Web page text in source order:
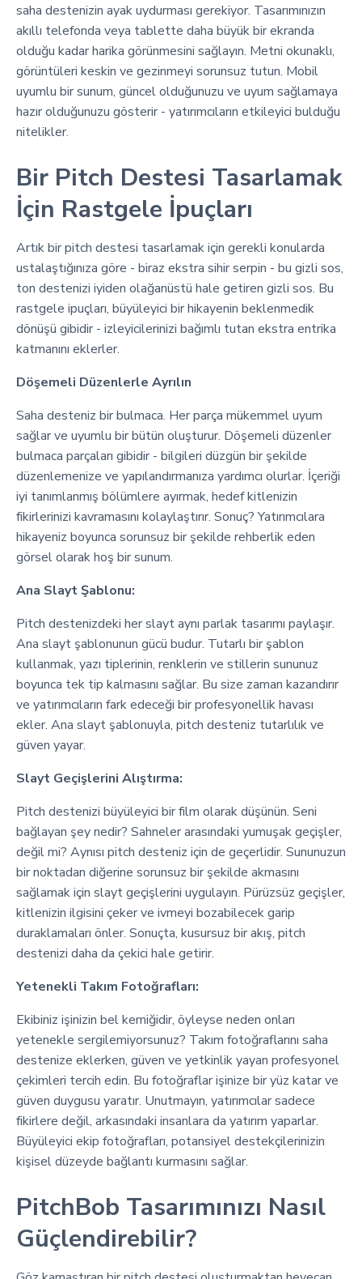
saha destenizin ayak uydurması gerekiyor. Tasarımınızın
akıllı telefonda veya tablette daha büyük bir ekranda
olduğu kadar harika görünmesini sağlayın. Metni okunaklı,
görüntüleri keskin ve gezinmeyi sorunsuz tutun. Mobil
uyumlu bir sunum, güncel olduğunuzu ve uyum sağlamaya
hazır olduğunuzu gösterir - yatırımcıların etkileyici bulduğu
nitelikler.
Bir Pitch Destesi Tasarlamak
İçin Rastgele İpuçları
Artık bir pitch destesi tasarlamak için gerekli konularda
ustalaştığınıza göre - biraz ekstra sihir serpin - bu gizli sos,
ton destenizi iyiden olağanüstü hale getiren gizli sos. Bu
rastgele ipuçları, büyüleyici bir hikayenin beklenmedik
dönüşü gibidir - izleyicilerinizi bağımlı tutan ekstra entrika
katmanını eklerler.
Döşemeli Düzenlerle Ayrılın
Saha desteniz bir bulmaca. Her parça mükemmel uyum
sağlar ve uyumlu bir bütün oluşturur. Döşemeli düzenler
bulmaca parçaları gibidir - bilgileri düzgün bir şekilde
düzenlemenize ve yapılandırmanıza yardımcı olurlar. İçeriği
iyi tanımlanmış bölümlere ayırmak, hedef kitlenizin
fikirlerinizi kavramasını kolaylaştırır. Sonuç? Yatırımcılara
hikayeniz boyunca sorunsuz bir şekilde rehberlik eden
görsel olarak hoş bir sunum.
Ana Slayt Şablonu:
Pitch destenizdeki her slayt aynı parlak tasarımı paylaşır.
Ana slayt şablonunun gücü budur. Tutarlı bir şablon
kullanmak, yazı tiplerinin, renklerin ve stillerin sununuz
boyunca tek tip kalmasını sağlar. Bu size zaman kazandırır
ve yatırımcıların fark edeceği bir profesyonellik havası
ekler. Ana slayt şablonuyla, pitch desteniz tutarlılık ve
güven yayar.
Slayt Geçişlerini Alıştırma:
Pitch destenizi büyüleyici bir film olarak düşünün. Seni
bağlayan şey nedir? Sahneler arasındaki yumuşak geçişler,
değil mi? Aynısı pitch desteniz için de geçerlidir. Sununuzun
bir noktadan diğerine sorunsuz bir şekilde akmasını
sağlamak için slayt geçişlerini uygulayın. Pürüzsüz geçişler,
kitlenizin ilgisini çeker ve ivmeyi bozabilecek garip
duraklamaları önler. Sonuçta, kusursuz bir akış, pitch
destenizi daha da çekici hale getirir.
Yetenekli Takım Fotoğrafları:
Ekibiniz işinizin bel kemiğidir, öyleyse neden onları
yetenekle sergilemiyorsunuz? Takım fotoğraflarını saha
destenize eklerken, güven ve yetkinlik yayan profesyonel
çekimleri tercih edin. Bu fotoğraflar işinize bir yüz katar ve
güven duygusu yaratır. Unutmayın, yatırımcılar sadece
fikirlere değil, arkasındaki insanlara da yatırım yaparlar.
Büyüleyici ekip fotoğrafları, potansiyel destekçilerinizin
kişisel düzeyde bağlantı kurmasını sağlar.
PitchBob Tasarımınızı Nasıl
Güçlendirebilir?